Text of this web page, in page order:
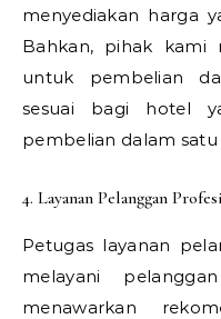
menyediakan harga
Bahkan, pihak kami
untuk pembelian
sesuai bagi hotel
pembelian dalam
4. Layanan Pelanggan
Petugas layanan
melayani
menawarkan